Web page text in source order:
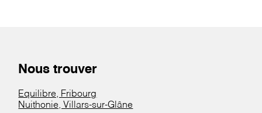
Nous trouver
Equilibre, Fribourg
Nuithonie, Villars-sur-Glâne